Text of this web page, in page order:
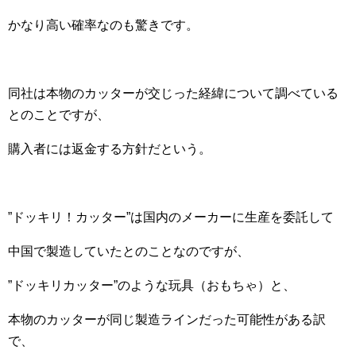
かなり高い確率なのも驚きです。
同社は本物のカッターが交じった経緯について調べている
とのことですが、
購入者には返金する方針だという。
”ドッキリ！カッター”は国内のメーカーに生産を委託して
中国で製造していたとのことなのですが、
”ドッキリカッター”のような玩具（おもちゃ）と、
本物のカッターが同じ製造ラインだった可能性がある訳
で、